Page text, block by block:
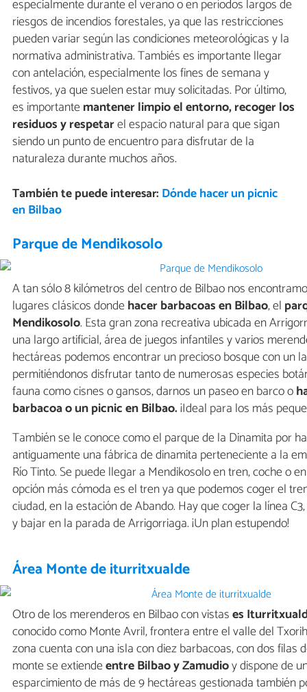
especialmente durante el verano o en períodos largos de
riesgos de incendios forestales, ya que las restricciones
pueden variar según las condiciones meteorológicas y la
normativa administrativa. Tambiés es importante llegar
con antelación, especialmente los fines de semana y
festivos, ya que suelen estar muy solicitadas. Por último,
es importantemantener limpio el entorno, recoger los
residuos y respetarel espacio natural para que sigan
siendo un punto de encuentro para disfrutar de la
naturaleza durante muchos años.
También te puede interesar: Dónde hacer un picnic
en Bilbao
Parque de Mendikosolo
A tan sólo 8 kilómetros del centro de Bilbao nos
lugares clásicos dondehacer barbacoas en Bilbao, el
Mendikosolo. Esta gran zona recreativa ubicada en
una largo artificial, área de juegos infantiles y varios
hectáreas podemos encontrar un precioso bosque con un
permitiéndonos disfrutar tanto de numerosas especies
fauna como cisnes o gansos, darnos un paseo en barco o
barbacoa o un picnic en Bilbao.¡Ideal para los más
También se le conoce como el parque de la Dinamita por
antiguamente una fábrica de dinamita perteneciente a la
Río Tinto. Se puede llegar a Mendikosolo en tren, coche o
opción más cómoda es el tren ya que podemos coger el
ciudad, en la estación de Abando. Hay que coger la línea
y bajar en la parada de Arrigorriaga. ¡Un plan estupendo!
Área Monte de iturritxualde
Otro de los merenderos en Bilbao con vistases
conocido como Monte Avril, frontera entre el valle del
zona cuenta con una isla con diez barbacoas, con dos filas
monte se extiendeentre Bilbao y Zamudioy dispone de
esparcimiento de más de 9 hectáreas gestionada también